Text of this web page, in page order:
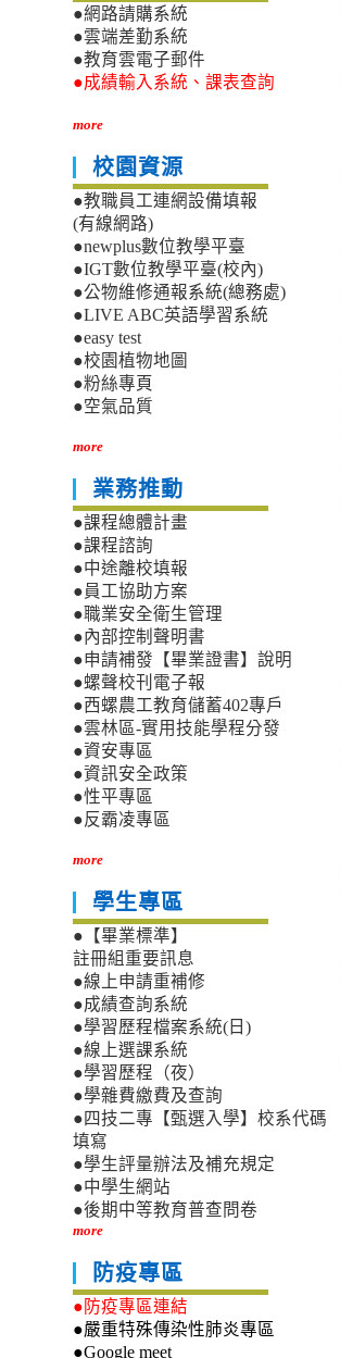
●網路請購系統
●雲端差勤系統
●教育雲電子郵件
●成績輸入系統、課表查詢
more
校園資源
●教職員工連網設備填報
(有線網路)
●newplus數位教學平臺
●IGT數位教學平臺(校內)
●公物維修通報系統(總務處)
●LIVE ABC英語學習系統
●easy test
●校園植物地圖
●粉絲專頁
●空氣品質
more
業務推動
●課程總體計畫
●課程諮詢
●中途離校填報
●員工協助方案
●職業安全衛生管理
●內部控制聲明書
●申請補發【畢業證書】說明
●螺聲校刊電子報
●西螺農工教育儲蓄402專戶
●雲林區-實用技能學程分發
●資安專區
●資訊安全政策
●性平專區
●反霸凌專區
more
學生專區
●【畢業標準】
註冊組重要訊息
●線上申請重補修
●成績查詢系統
●學習歷程檔案系統(日)
●線上選課系統
●學習歷程（夜）
●學雜費繳費及查詢
●四技二專【甄選入學】校系代碼
填寫
●學生評量辦法及補充規定
●中學生網站
●後期中等教育普查問卷
more
防疫專區
●防疫專區連結
●嚴重特殊傳染性肺炎專區
●Google meet